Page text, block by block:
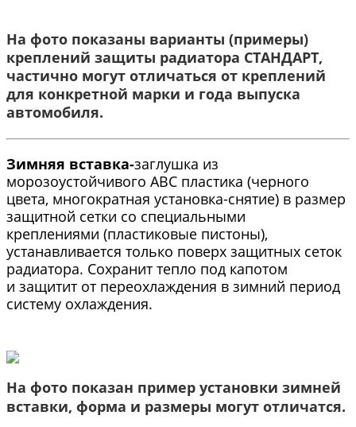
На фото показаны варианты (примеры)
креплений защиты радиатора СТАНДАРТ,
частично могут отличаться от креплений
для конкретной марки и года выпуска
автомобиля.​
Зимняя вставка-заглушка из
морозоустойчивого АВС пластика (черного
цвета, многократная установка-снятие) в размер
защитной сетки со специальными
креплениями (пластиковые пистоны),
устанавливается только поверх защитных сеток
радиатора. Сохранит тепло под капотом
и защитит от переохлаждения в зимний период
систему охлаждения.
На фото показан пример установки зимней
вставки, форма и размеры могут отличатся.